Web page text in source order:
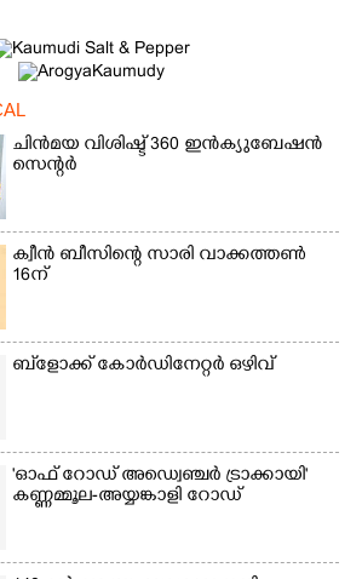
ചിൻമയ വിശിഷ്ട് 360 ഇൻക്യുബേഷൻ
സെന്റർ
ക്വീൻ ബീസിന്റെ സാരി വാക്കത്തൺ
16ന്
ബ്‌ളോക്ക് കോർഡിനേറ്റർ ഒഴിവ്
'ഓഫ് റോഡ് അഡ്വെഞ്ചർ ട്രാക്കായി'
കണ്ണമ്മൂല-അയ്യങ്കാളി റോഡ്
Copy Link